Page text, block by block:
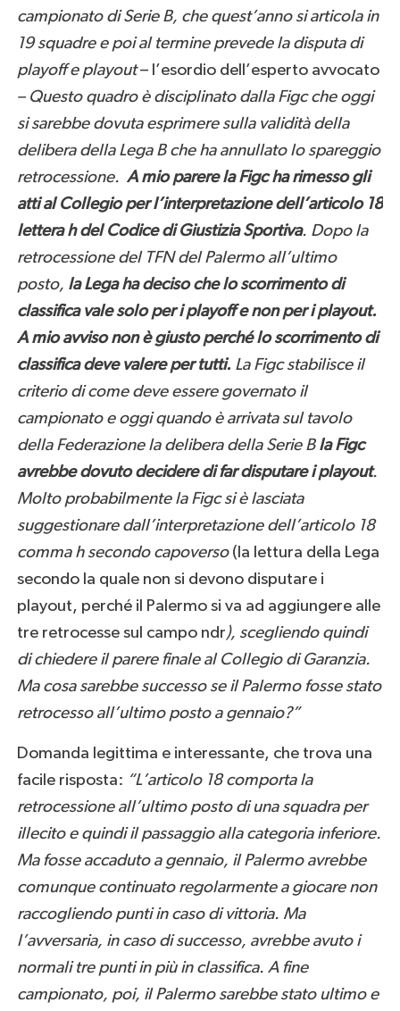
campionato di Serie B, che quest’anno si articola in
19 squadre e poi al termine prevede la disputa di
playoff e playout– l’esordio dell’esperto avvocato
– Questo quadro è disciplinato dalla Figc che oggi
si sarebbe dovuta esprimere sulla validità della
delibera della Lega B che ha annullato lo spareggio
retrocessione. A mio parere la Figc ha rimesso gli
atti al Collegio per l’interpretazione dell’articolo 18
lettera h del Codice di Giustizia Sportiva. Dopo la
retrocessione del TFN del Palermo all’ultimo
posto, la Lega ha deciso che lo scorrimento di
classifica vale solo per i playoff e non per i playout.
A mio avviso non è giusto perché lo scorrimento di
classifica deve valere per tutti.La Figc stabilisce il
criterio di come deve essere governato il
campionato e oggi quando è arrivata sul tavolo
della Federazione la delibera della Serie B la Figc
avrebbe dovuto decidere di far disputare i playout.
Molto probabilmente la Figc si è lasciata
suggestionare dall’interpretazione dell’articolo 18
comma h secondo capoverso(la lettura della Lega
secondo la quale non si devono disputare i
playout, perché il Palermo si va ad aggiungere alle
tre retrocesse sul campo ndr), scegliendo quindi
di chiedere il parere finale al Collegio di Garanzia.
Ma cosa sarebbe successo se il Palermo fosse stato
retrocesso all’ultimo posto a gennaio?”
Domanda legittima e interessante, che trova una
facile risposta: “L’articolo 18 comporta la
retrocessione all’ultimo posto di una squadra per
illecito e quindi il passaggio alla categoria inferiore.
Ma fosse accaduto a gennaio, il Palermo avrebbe
comunque continuato regolarmente a giocare non
raccogliendo punti in caso di vittoria. Ma
l’avversaria, in caso di successo, avrebbe avuto i
normali tre punti in più in classifica. A fine
campionato, poi, il Palermo sarebbe stato ultimo e